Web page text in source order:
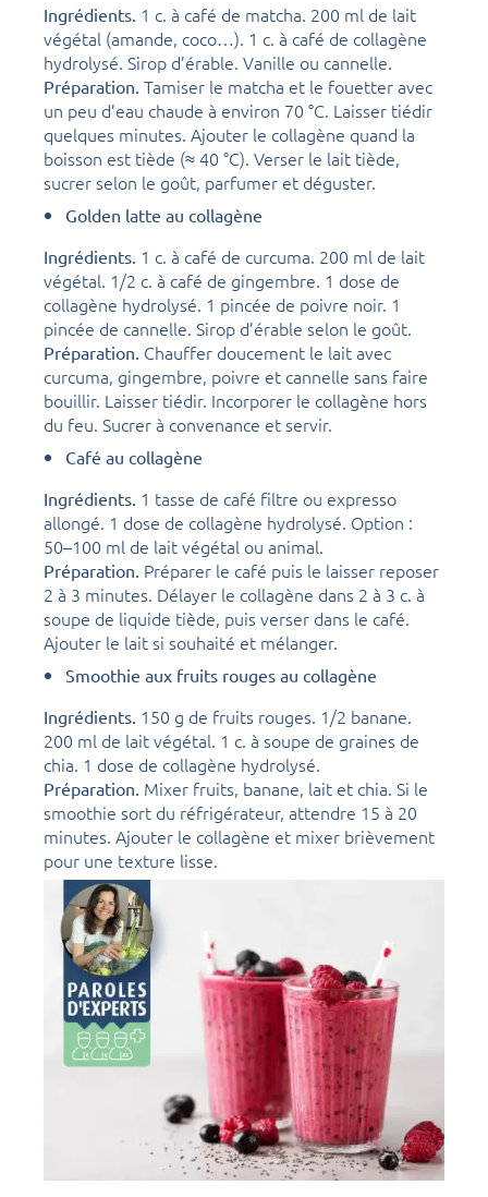
Ingrédients. 1 c. à café de matcha. 200 ml de lait
végétal (amande, coco…). 1 c. à café de collagène
hydrolysé. Sirop d’érable. Vanille ou cannelle.
Préparation. Tamiser le matcha et le fouetter avec
un peu d’eau chaude à environ 70 °C. Laisser tiédir
quelques minutes. Ajouter le collagène quand la
boisson est tiède (≈ 40 °C). Verser le lait tiède,
sucrer selon le goût, parfumer et déguster.
Golden latte au collagène
Ingrédients. 1 c. à café de curcuma. 200 ml de lait
végétal. 1/2 c. à café de gingembre. 1 dose de
collagène hydrolysé. 1 pincée de poivre noir. 1
pincée de cannelle. Sirop d’érable selon le goût.
Préparation. Chauffer doucement le lait avec
curcuma, gingembre, poivre et cannelle sans faire
bouillir. Laisser tiédir. Incorporer le collagène hors
du feu. Sucrer à convenance et servir.
Café au collagène
Ingrédients. 1 tasse de café filtre ou expresso
allongé. 1 dose de collagène hydrolysé. Option :
50–100 ml de lait végétal ou animal.
Préparation. Préparer le café puis le laisser reposer
2 à 3 minutes. Délayer le collagène dans 2 à 3 c. à
soupe de liquide tiède, puis verser dans le café.
Ajouter le lait si souhaité et mélanger.
Smoothie aux fruits rouges au collagène
Ingrédients. 150 g de fruits rouges. 1/2 banane.
200 ml de lait végétal. 1 c. à soupe de graines de
chia. 1 dose de collagène hydrolysé.
Préparation. Mixer fruits, banane, lait et chia. Si le
smoothie sort du réfrigérateur, attendre 15 à 20
minutes. Ajouter le collagène et mixer brièvement
pour une texture lisse.